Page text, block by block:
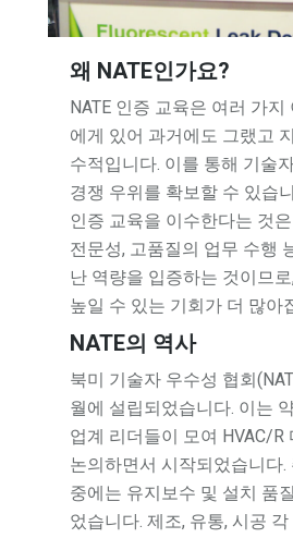
왜 NATE인가요?
NATE 인증 교육은 여러 가
에게 있어 과거에도 그랬고
수적입니다. 이를 통해 기술
경쟁 우위를 확보할 수 있습
인증 교육을 이수한다는 것
전문성, 고품질의 업무 수행
난 역량을 입증하는 것이므
높일 수 있는 기회가 더 많아
NATE의 역사
북미 기술자 우수성 협회
월에 설립되었습니다. 이는
업계 리더들이 모여 HVAC/R
논의하면서 시작되었습니다.
중에는 유지보수 및 설치 품
었습니다. 제조, 유통, 시공 각